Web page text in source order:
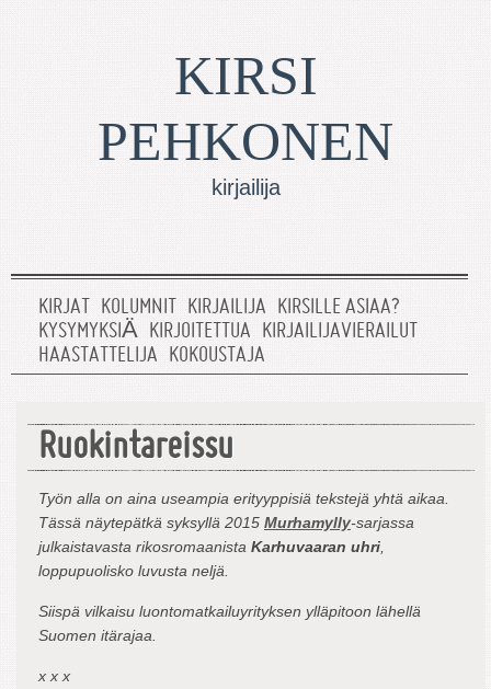
KIRSI
PEHKONEN
kirjailija
KIRJAT KOLUMNIT KIRJAILIJA KIRSILLE ASIAA?
KYSYMYKSIÄ KIRJOITETTUA KIRJAILIJAVIERAILUT
HAASTATTELIJA KOKOUSTAJA
Ruokintareissu
Työn alla on aina useampia erityyppisiä tekstejä yhtä aikaa.
Tässä näytepätkä syksyllä 2015 Murhamylly-sarjassa
julkaistavasta rikosromaanista Karhuvaaran uhri
loppupuolisko luvusta neljä.
Siispä vilkaisu luontomatkailuyrityksen ylläpitoon lähellä
Suomen itärajaa.
x x x